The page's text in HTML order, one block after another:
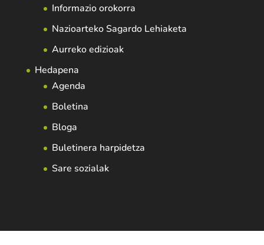
Informazio orokorra
Nazioarteko Sagardo Lehiaketa
Aurreko edizioak
Hedapena
Agenda
Boletina
Bloga
Buletinera harpidetza
Sare sozialak